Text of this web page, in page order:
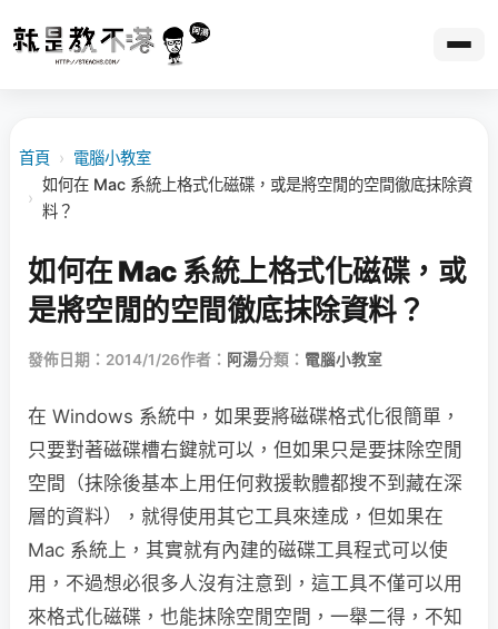
首頁 › 電腦小教室
›
如何在 Mac 系統上格式化磁碟，或是將空閒的空間徹底抹除資
料？
如何在 Mac 系統上格式化磁碟，或
是將空閒的空間徹底抹除資料？
發佈日期：2014/1/26作者： 阿湯分類： 電腦小教室
在 Windows 系統中，如果要將磁碟格式化很簡單，
只要對著磁碟槽右鍵就可以，但如果只是要抹除空閒
空間（抹除後基本上用任何救援軟體都搜不到藏在深
層的資料），就得使用其它工具來達成，但如果在
Mac 系統上，其實就有內建的磁碟工具程式可以使
用，不過想必很多人沒有注意到，這工具不僅可以用
來格式化磁碟，也能抹除空閒空間，一舉二得，不知